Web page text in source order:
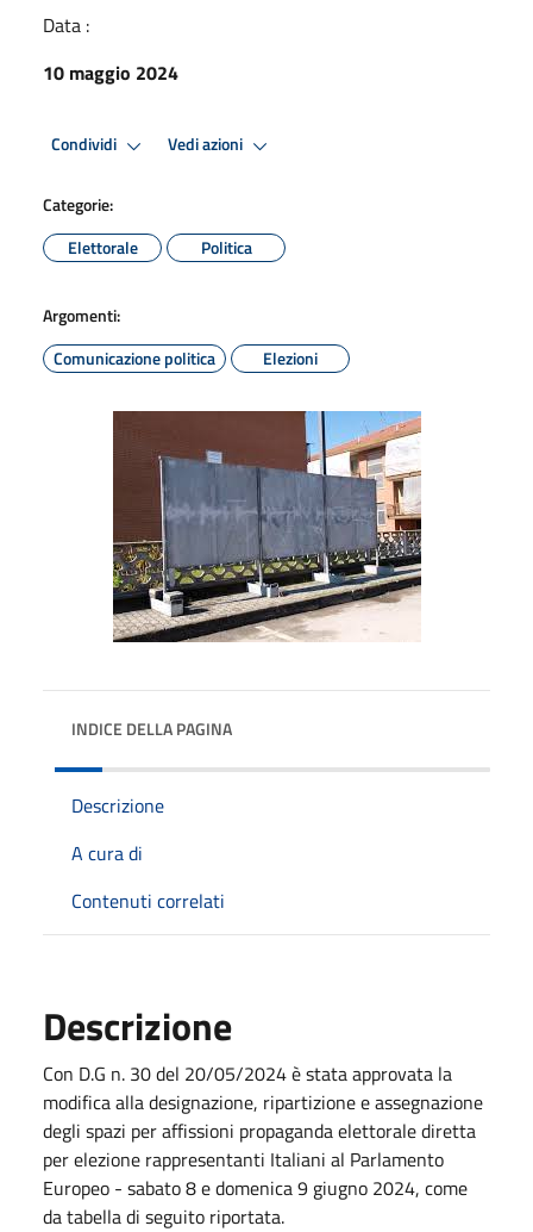
Data :
10 maggio 2024
Condividi Vedi azioni
Categorie:
Elettorale
Politica
Argomenti:
Comunicazione politica
Elezioni
INDICE DELLA PAGINA
Descrizione
A cura di
Contenuti correlati
Descrizione
Con D.G n. 30 del 20/05/2024 è stata approvata la
modifica alla designazione, ripartizione e assegnazione
degli spazi per affissioni propaganda elettorale diretta
per elezione rappresentanti Italiani al Parlamento
Europeo - sabato 8 e domenica 9 giugno 2024, come
da tabella di seguito riportata.